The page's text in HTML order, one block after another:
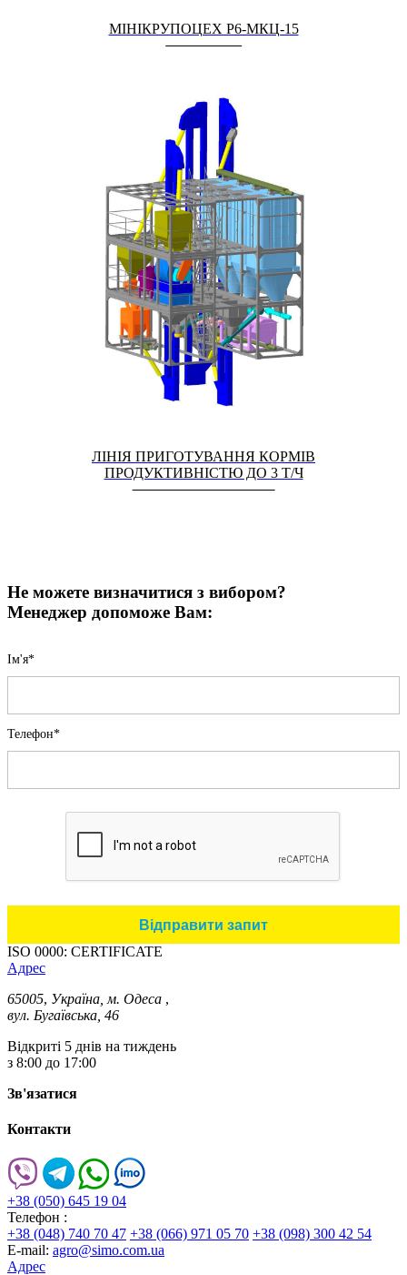
МІНІКРУПОЦЕХ Р6-МКЦ-15
ЛІНІЯ ПРИГОТУВАННЯ КОРМІВ
ПРОДУКТИВНІСТЮ ДО 3 Т/Ч
Не можете визначитися з вибором?
Менеджер допоможе Вам:
Iм'я*
Телефон*
ISO 0000: CERTIFICATE
Адрес
65005, Україна, м. Одеса ,
вул. Бугаївська, 46
Відкриті 5 днів на тиждень
з 8:00 до 17:00
Зв'язатися
Контакти
+38 (050) 645 19 04
Телефон :
+38 (048) 740 70 47 +38 (066) 971 05 70 +38 (098) 300 42 54
E-mail: agro@simo.com.ua
Адрес